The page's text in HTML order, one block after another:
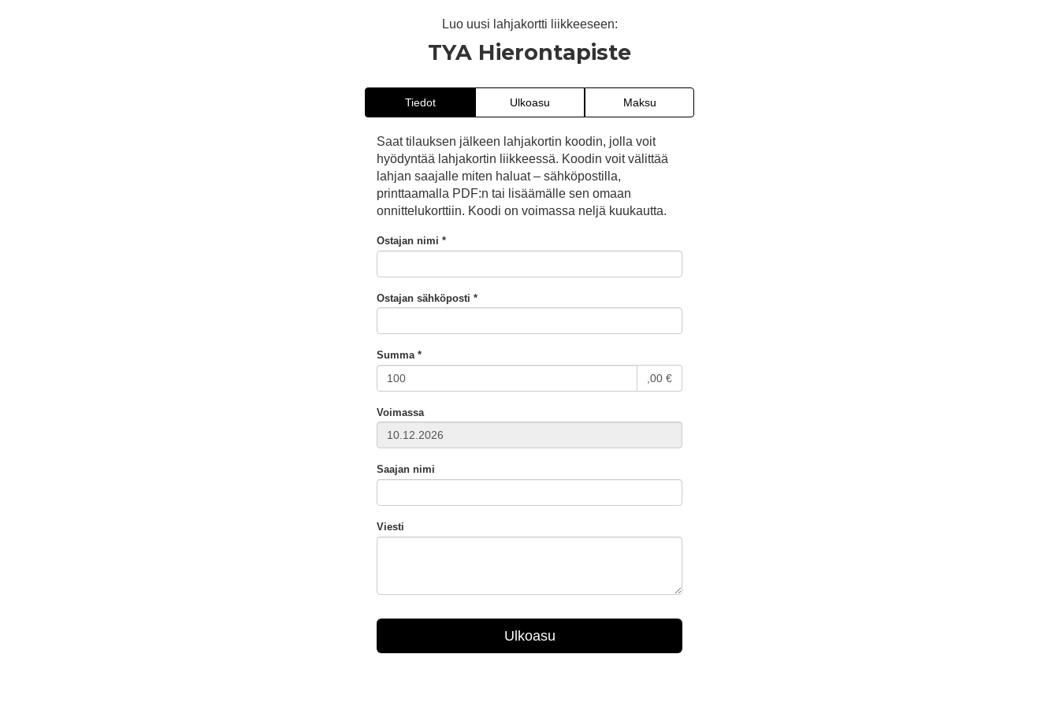
Luo uusi lahjakortti liikkeeseen:
TYA Hierontapiste
Tiedot Ulkoasu Maksu
Saat tilauksen jälkeen lahjakortin koodin, jolla voit
hyödyntää lahjakortin liikkeessä. Koodin voit välittää
lahjan saajalle miten haluat – sähköpostilla,
printtaamalla PDF:n tai lisäämälle sen omaan
onnittelukorttiin. Koodi on voimassa neljä kuukautta.
Ostajan nimi *
Ostajan sähköposti *
Summa *
,00 €
Voimassa
Saajan nimi
Viesti
Ulkoasu